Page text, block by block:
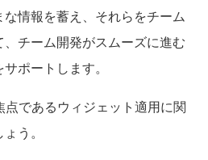
情報を蓄え、それらをチーム
チーム開発がスムーズに進む
ポートします。
であるウィジェット適用に関
う。